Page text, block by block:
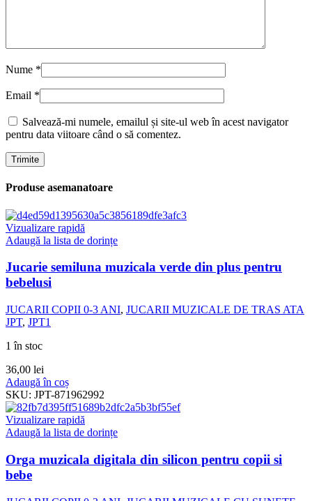
Nume *
Email *
Salvează-mi numele, emailul și site-ul web în acest navigator
pentru data viitoare când o să comentez.
Produse asemanatoare
Vizualizare rapidă
Adaugă la lista de dorințe
Jucarie semiluna muzicala verde din plus pentru
bebelusi
JUCARII COPII 0-3 ANI, JUCARII MUZICALE DE TRAS ATA
JPT, JPT1
1 în stoc
36,00 lei
Adaugă în coș
SKU: JPT-871962992
Vizualizare rapidă
Adaugă la lista de dorințe
Orga muzicala digitala din silicon pentru copii si
bebe